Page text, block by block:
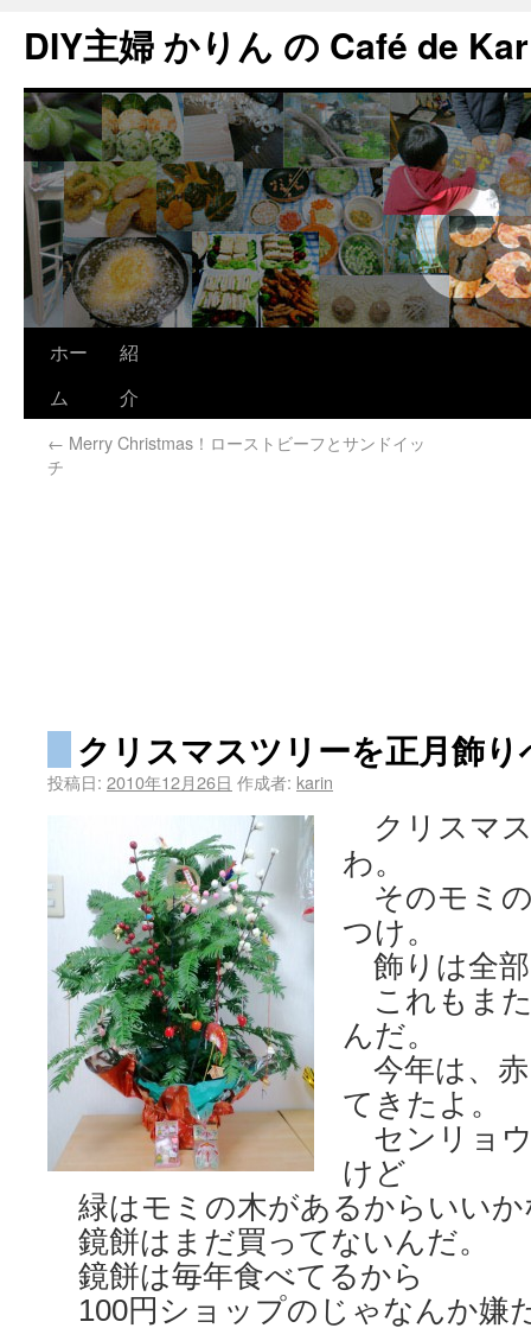
DIY主婦 かりん の Café de
ホー
ム
紹
介
← Merry Christmas！ローストビーフとサンドイッ
チ
クリスマスツリーを正月飾り
投稿日: 2010年12月26日 作成者: karin
クリスマ
わ。
そのモミ
つけ。
飾りは全部
これもま
んだ。
今年は、赤
てきたよ。
センリョ
けど
緑はモミの木があるからいいか
鏡餅はまだ買ってないんだ。
鏡餅は毎年食べてるから
100円ショップのじゃなんか嫌